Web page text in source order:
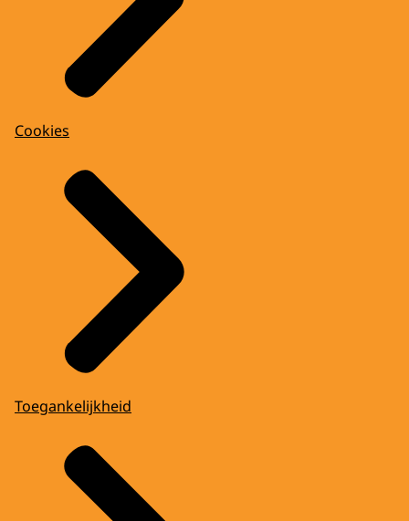
Cookies
Toegankelijkheid